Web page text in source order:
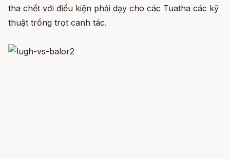
tha chết với điều kiện phải dạy cho các Tuatha các kỹ
thuật trồng trọt canh tác.